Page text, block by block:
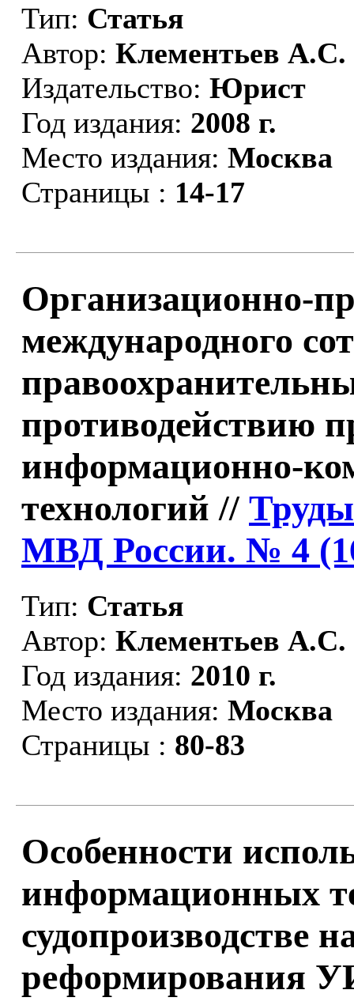
Тип: Статья
Автор: Клементьев А.С.
Издательство: Юрист
Год издания: 2008 г.
Место издания: Москва
Страницы : 14-17
Организационно-
международного
противодействию
информационно-
технологий //
МВД России. № 4
Тип: Статья
Автор: Клементьев А.С.
Год издания: 2010 г.
Место издания: Москва
Страницы : 80-83
Особенности
информационных
судопроизводстве
реформирования